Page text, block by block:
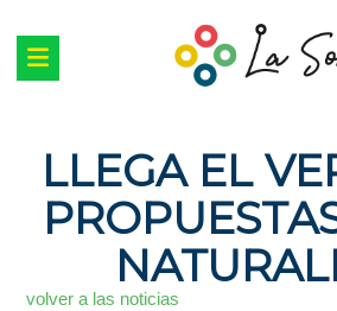
LLEGA EL
volver a las noticias